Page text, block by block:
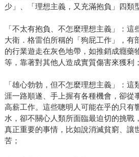
少」、「理想主義，又充滿抱負」四類
「不太有抱負、不怎麼理想主義」：
大衛．格雷伯所稱的「狗屁工作」，有
的行業遊走在灰色地帶，如推銷成癮藥
等，靠著對其他人造成實質傷害來獲利；
「雄心勃勃，但不怎麼理想主義」：
涯一路順遂、手上握有各種機會，卻從
高薪工作。這些聰明人可能在乎的只有
水，卻不關心人類所面臨最迫切的挑戰
真正重要的事情，比如說消滅貧窮、讓
苦；